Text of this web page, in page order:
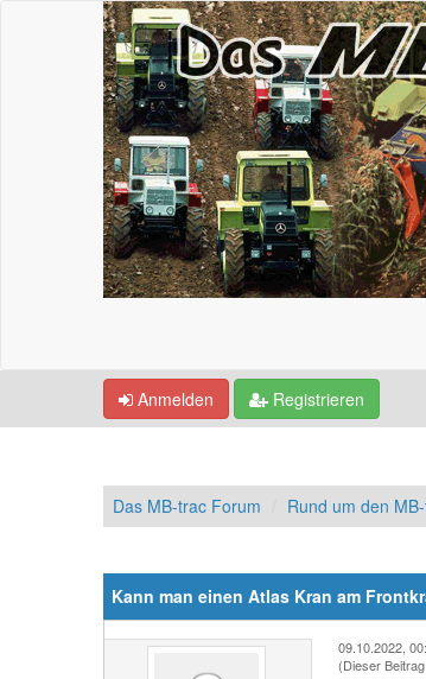
Anmelden Registrieren
Das MB-trac Forum Rund um den
Kann man einen Atlas Kran am
09.10.2022,
(Dieser